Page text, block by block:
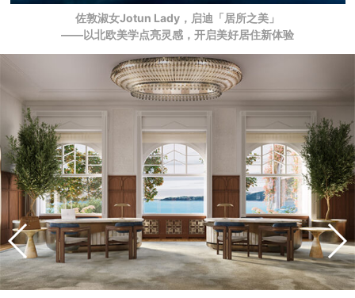
佐敦淑女Jotun Lady，启迪「居所之美」
——以北欧美学点亮灵感，开启美好居住新体验